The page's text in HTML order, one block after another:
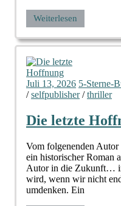
Weiterlesen
Juli 13, 2026 5-Sterne-
/selfpublisher/thriller
Die letzte
Vom folgenenden Autor
ein historischer Roman
Autor in die Zukunft…
wird, wenn wir nicht
umdenken. Ein